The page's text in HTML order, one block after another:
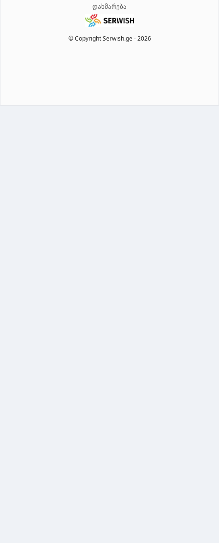
© Copyright Serwish.ge -2026
დახმარება